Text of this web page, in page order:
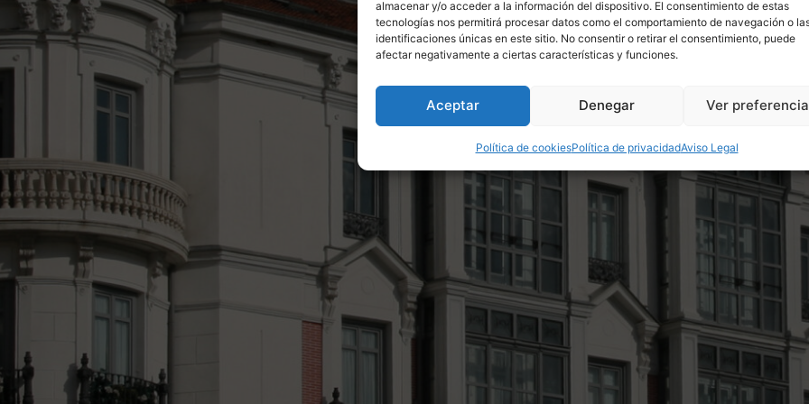
almacenar y/o acceder a la información del dispositivo. El consentimiento de estas
tecnologías nos permitirá procesar datos como el comportamiento de navegación o
identificaciones únicas en este sitio. No consentir o retirar el consentimiento, puede
afectar negativamente a ciertas características y funciones.
Aceptar Denegar Ver
Política de cookiesPolítica de privacidadAviso Legal